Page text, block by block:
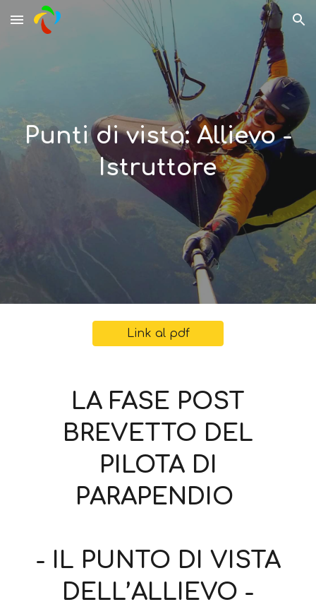
Skip to main content Skip to navigation
Punti di vista: Allievo -
Istruttore
Link al pdf
LA FASE POST
BREVETTO DEL
PILOTA DI
PARAPENDIO
- IL PUNTO DI VISTA
DELL’ALLIEVO -